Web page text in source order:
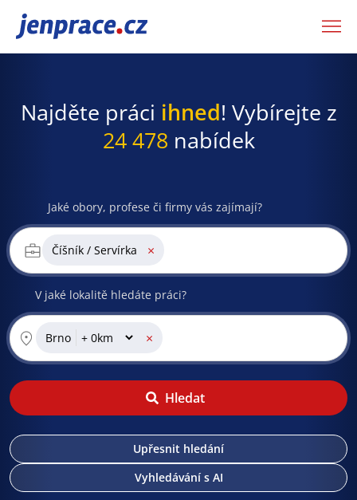
JenPráce.cz
Najděte práci ihned! Vybírejte z
24 478 nabídek
Jaké obory, profese či firmy vás zajímají?
Číšník / Servírka ×
V jaké lokalitě hledáte práci?
Brno ×
Hledat
Upřesnit hledání
Vyhledávání s AI